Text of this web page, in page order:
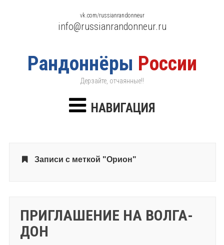
Рандоннёры России
Дерзайте, отчаянные!!
vk.com/russianrandonneur
info@russianrandonneur.ru
НАВИГАЦИЯ
Записи с меткой "Орион"
ПРИГЛАШЕНИЕ НА ВОЛГА-
ДОН